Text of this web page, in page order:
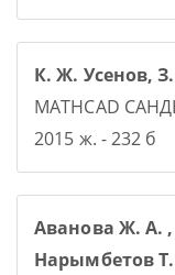
К. Ж. Усенов,
MATHCAD
2015 ж. - 232 б
Аванова Ж. А.
Нарымбетов